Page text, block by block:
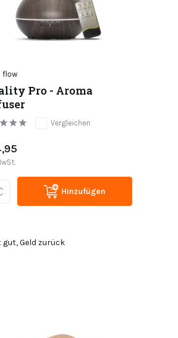
flow
Pro - Aroma
Vergleichen
Hinzufügen
gut, Geld zurück